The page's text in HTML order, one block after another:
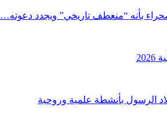
بأنه “منعطف تاريخي” ويجدد دعوته…